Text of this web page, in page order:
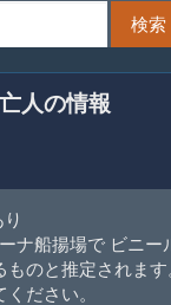
人の情報
ナ船揚場で ビニ
のと推定されま
ださい。